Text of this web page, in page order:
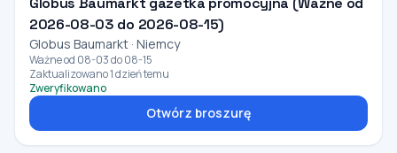
2026-08-03 do 2026-08-15)
Globus Baumarkt · Niemcy
Ważne od 08-03 do 08-15
Zaktualizowano 1 dzień temu
Zweryfikowano
Otwórz broszurę